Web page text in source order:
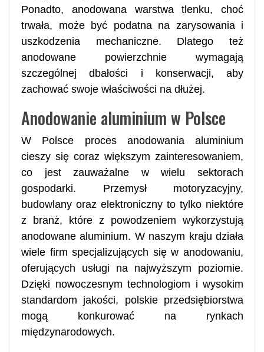
Ponadto, anodowana warstwa tlenku, choć
trwała, może być podatna na zarysowania i
uszkodzenia mechaniczne. Dlatego też
anodowane powierzchnie wymagają
szczególnej dbałości i konserwacji, aby
zachować swoje właściwości na dłużej.
Anodowanie aluminium w Polsce
W Polsce proces anodowania aluminium
cieszy się coraz większym zainteresowaniem,
co jest zauważalne w wielu sektorach
gospodarki. Przemysł motoryzacyjny,
budowlany oraz elektroniczny to tylko niektóre
z branż, które z powodzeniem wykorzystują
anodowane aluminium. W naszym kraju działa
wiele firm specjalizujących się w anodowaniu,
oferujących usługi na najwyższym poziomie.
Dzięki nowoczesnym technologiom i wysokim
standardom jakości, polskie przedsiębiorstwa
mogą konkurować na rynkach
międzynarodowych.